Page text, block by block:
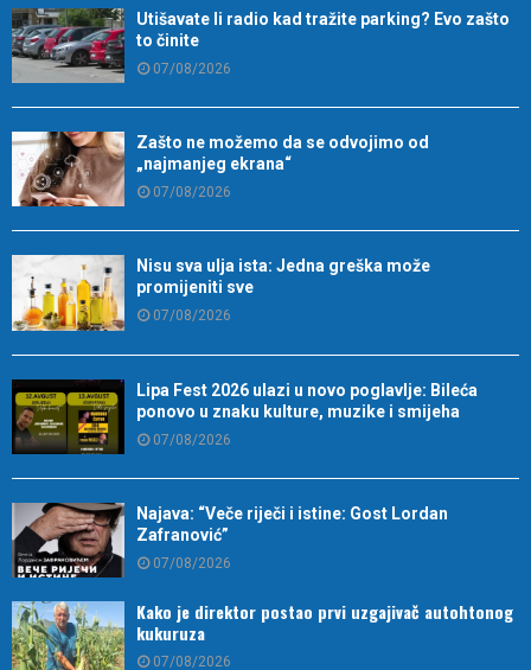
Utišavate li radio kad tražite parking? Evo zašto
to činite
07/08/2026
Zašto ne možemo da se odvojimo od
„najmanjeg ekrana“
07/08/2026
Nisu sva ulja ista: Jedna greška može
promijeniti sve
07/08/2026
Lipa Fest 2026 ulazi u novo poglavlje: Bileća
ponovo u znaku kulture, muzike i smijeha
07/08/2026
Najava: “Veče riječi i istine: Gost Lordan
Zafranović”
07/08/2026
Kako je direktor postao prvi uzgajivač autohtonog
kukuruza
07/08/2026